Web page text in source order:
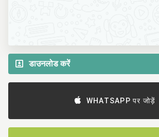
डाउनलोड करें
WHATSAPP पर जोड़ें